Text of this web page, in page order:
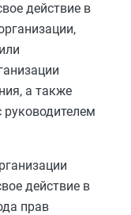
действие в
а также
руководителем
действие в
прав